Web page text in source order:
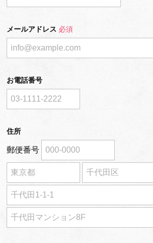
メールアドレス 必須
お電話番号
住所
郵便番号